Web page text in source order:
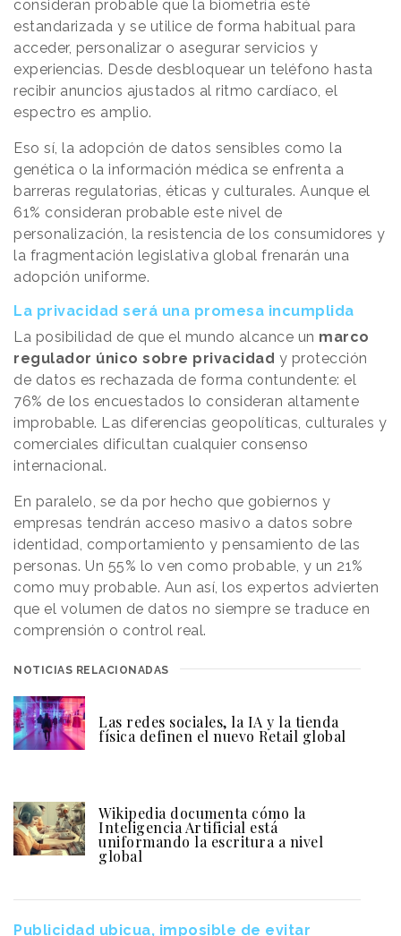
consideran probable que la biometría esté
estandarizada y se utilice de forma habitual para
acceder, personalizar o asegurar servicios y
experiencias. Desde desbloquear un teléfono hasta
recibir anuncios ajustados al ritmo cardíaco, el
espectro es amplio.
Eso sí, la adopción de datos sensibles como la
genética o la información médica se enfrenta a
barreras regulatorias, éticas y culturales. Aunque el
61% consideran probable este nivel de
personalización, la resistencia de los consumidores y
la fragmentación legislativa global frenarán una
adopción uniforme.
La privacidad será una promesa incumplida
La posibilidad de que el mundo alcance un marco
regulador único sobre privacidad y protección
de datos es rechazada de forma contundente: el
76% de los encuestados lo consideran altamente
improbable. Las diferencias geopolíticas, culturales y
comerciales dificultan cualquier consenso
internacional.
En paralelo, se da por hecho que gobiernos y
empresas tendrán acceso masivo a datos sobre
identidad, comportamiento y pensamiento de las
personas. Un 55% lo ven como probable, y un 21%
como muy probable. Aun así, los expertos advierten
que el volumen de datos no siempre se traduce en
comprensión o control real.
NOTICIAS RELACIONADAS
Las redes sociales, la IA y la tienda
física definen el nuevo Retail global
Wikipedia documenta cómo la
Inteligencia Artificial está
uniformando la escritura a nivel
global
Publicidad ubicua, imposible de evitar